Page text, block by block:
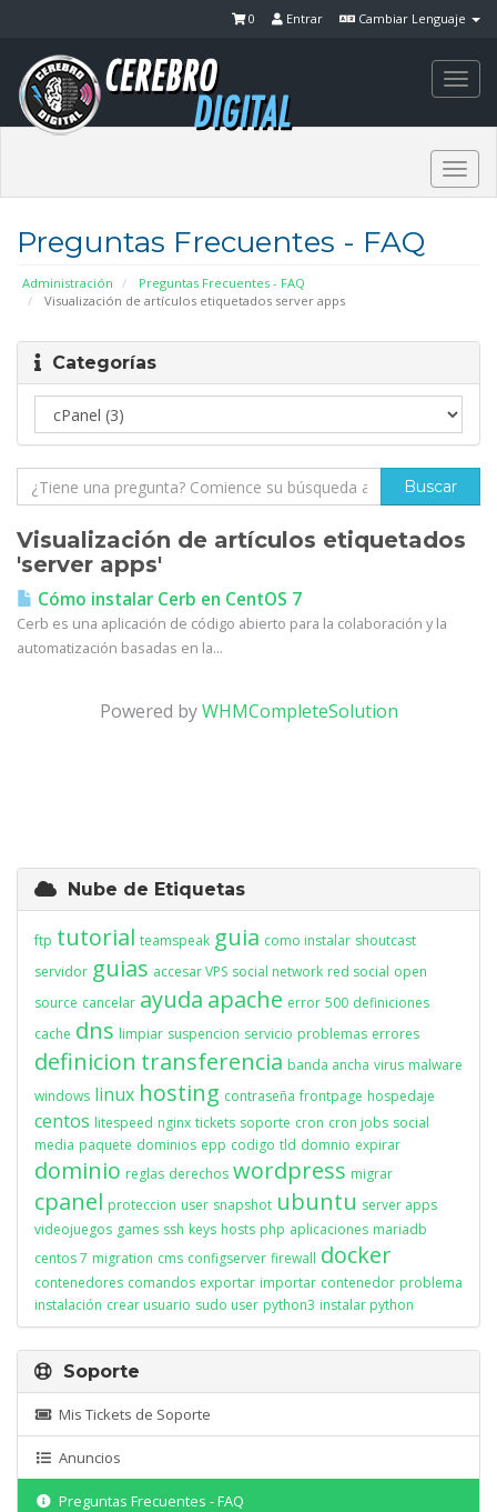
Cambiar Lenguaje
Entrar
0
Preguntas Frecuentes - FAQ
Administración
Preguntas Frecuentes - FAQ
Visualización de artículos etiquetados server apps
Categorías
Visualización de artículos etiquetados
'server apps'
Cómo instalar Cerb en CentOS 7
Cerb es una aplicación de código abierto para la colaboración y la
automatización basadas en la...
Powered byWHMCompleteSolution
Nube de Etiquetas
ftp tutorial teamspeak guia como instalar shoutcast
servidor guias accesar VPS social network red social open
source cancelar ayuda apache error 500 definiciones
cache dns limpiar suspencion servicio problemas errores
definicion transferencia banda ancha virus malware
windows linux hosting contraseña frontpage hospedaje
centos litespeed nginx tickets soporte cron cron jobs social
media paquete dominios epp codigo tld domnio expirar
dominio reglas derechos wordpress migrar
cpanel proteccion user snapshot ubuntu server apps
videojuegos games ssh keys hosts php aplicaciones mariadb
centos 7 migration cms configserver firewall docker
contenedores comandos exportar importar contenedor problema
instalación crear usuario sudo user python3 instalar python
Soporte
Mis Tickets de Soporte
Anuncios
Preguntas Frecuentes - FAQ